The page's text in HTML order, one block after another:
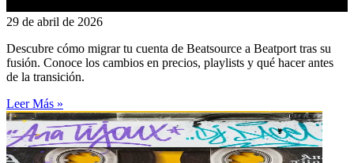
29 de abril de 2026
Descubre cómo migrar tu cuenta de Beatsource a Beatport tras su
fusión. Conoce los cambios en precios, playlists y qué hacer antes
de la transición.
Leer Más »